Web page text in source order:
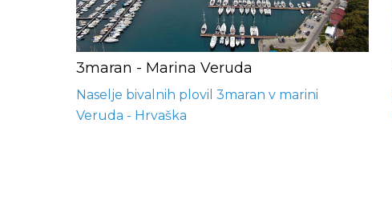
3maran - Marina Veruda
Naselje bivalnih plovil 3maran v marini
Veruda - Hrvaška